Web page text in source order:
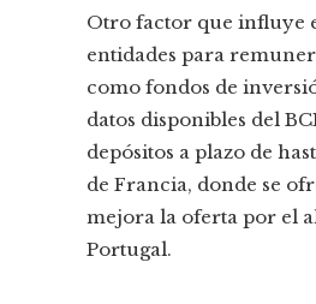
Otro factor que influye
entidades para
como fondos de
datos disponibles del
depósitos a plazo de
de Francia, donde se
mejora la oferta por el
Portugal.